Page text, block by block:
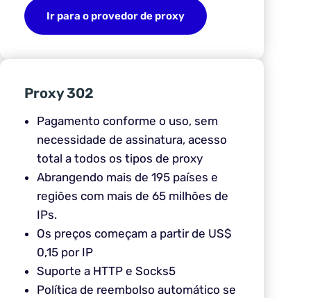
Ir para o provedor de proxy
Proxy 302
Pagamento conforme o uso, sem
necessidade de assinatura, acesso
total a todos os tipos de proxy
Abrangendo mais de 195 países e
regiões com mais de 65 milhões de
IPs.
Os preços começam a partir de US$
0,15 por IP
Suporte a HTTP e Socks5
Política de reembolso automático se